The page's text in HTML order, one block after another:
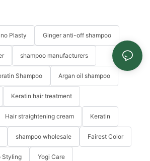
Plasty Ginger anti-off shampoo
shampoo manufacturers
Shampoo Argan oil shampoo
Keratin hair treatment
Hair straightening cream Keratin
shampoo wholesale Fairest Color
Styling Yogi Care